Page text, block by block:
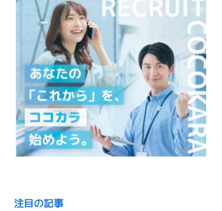
注目の記事